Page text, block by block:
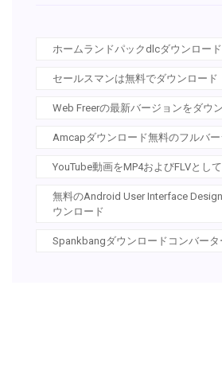
ホームランドパックdlcダウンロー
セールスマンは無料でダウンロード
Web Freerの最新バージョンをダウ
Amcapダウンロード無料のフルバ
YouTube動画をMP4およびFLVとし
無料のAndroid User Interface
ウンロード
Spankbangダウンロードコンバータ